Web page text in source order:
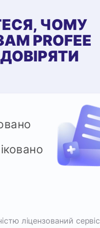
ЧОМУ
PROFEE
ліцензований сервіс